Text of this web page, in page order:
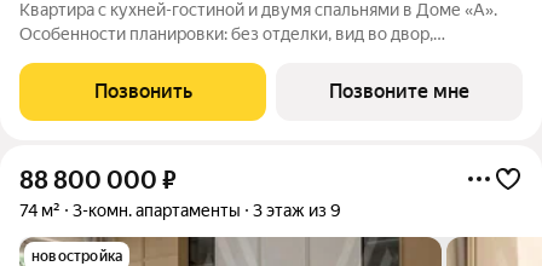
Квартира с кухней-гостиной и двумя спальнями в Доме «А».
Особенности планировки: без отделки, вид во двор,
постирочная, разнесённые спальни. Срок сдачи IV кв. 2027
Дом А - проект от застройщика
Позвонить Позвоните мне
88 800 000 ₽
74 м² 3-комн. апартаменты 3 этаж из 9
новостройка